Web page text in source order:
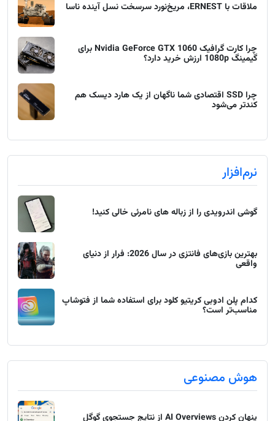
ملاقات با ERNEST، مریخ‌نورد سرسخت نسل آینده ناسا
چرا کارت گرافیک Nvidia GeForce GTX 1060 برای
گیمینگ 1080p ارزش خرید دارد؟
چرا SSD اقتصادی شما ناگهان از یک هارد دیسک هم
کندتر می‌شود
نرم‌افزار
گوشی اندرویدی را از زباله های نامرئی خالی کنید!
بهترین بازی‌های فانتزی در سال 2026: فرار از دنیای
واقعی
کدام پلن ادوبی کریتیو کلود برای استفاده شما از فتوشاپ
مناسب‌تر است؟
هوش مصنوعی
پنهان کردن AI Overviews از نتایج جستجوی گوگل